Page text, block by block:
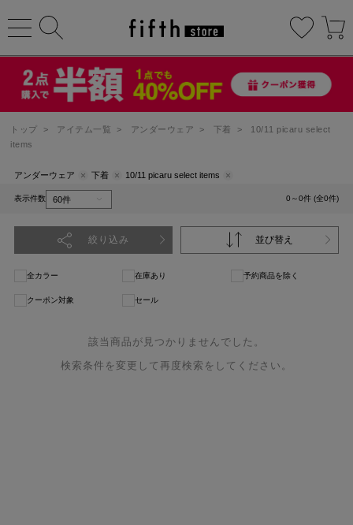
トップ > アイテム一覧 > アンダーウェア > 下着 >
10/11 picaru select
items
アンダーウェア 下着 10/11 picaru select items
表示件数 0～0件 (全0件)
絞り込み 並び替え
全カラー 在庫あり 予約商品を除く
クーポン対象 セール
該当商品が見つかりませんでした。
検索条件を変更して再度検索をしてください。